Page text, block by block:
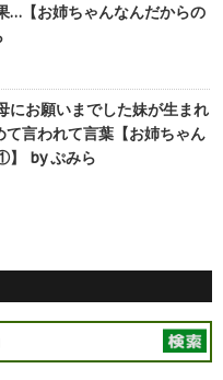
…【お姉ちゃんなんだからの
にお願いまでした妹が生まれ
言われて言葉【お姉ちゃん
】 by ぷみら